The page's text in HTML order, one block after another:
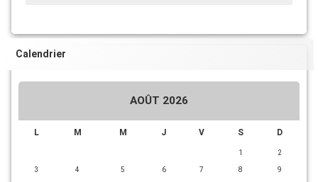
Calendrier
AOÛT 2026
L M M J V S D
1 2
3 4 5 6 7 8 9